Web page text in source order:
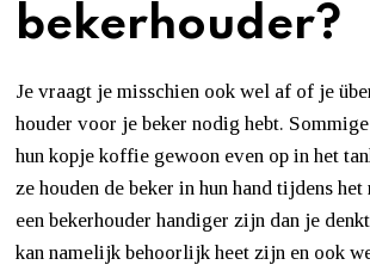
bekerhouder?
Je vraagt je misschien ook wel af of je
houder voor je beker nodig hebt.
hun kopje koffie gewoon even op in het
ze houden de beker in hun hand tijdens
een bekerhouder handiger zijn dan je
kan namelijk behoorlijk heet zijn en ook